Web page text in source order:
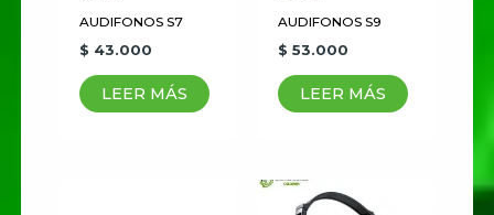
AUDIFONOS S7
$ 43.000
LEER MÁS
AUDIFONOS S9
$ 53.000
LEER MÁS